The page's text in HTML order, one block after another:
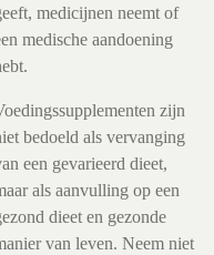
medicijnen neemt of
medische aandoening
zijn
bedoeld als vervanging
een gevarieerd dieet,
als aanvulling op een
dieet en gezonde
van leven. Neem niet